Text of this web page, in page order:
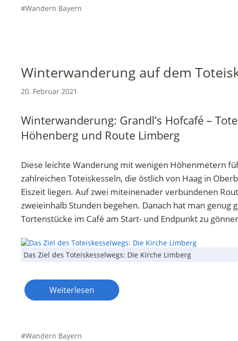
Wandern Bayern
Winterwanderung auf dem
20. Februar 2021
Winterwanderung: Grandl’s Hofcafé –
Höhenberg und Route Limberg
Diese leichte Wanderung mit wenigen Höhenmetern
zahlreichen Toteiskesseln, die östlich von Haag in
Eiszeit liegen. Auf zwei miteinenader verbundenen
zweieinhalb Stunden begehen. Danach hat man genug
Tortenstücke im Café am Start- und Endpunkt zu
Das Ziel des Toteiskesselwegs: Die Kirche Limberg
Weiterlesen
Wandern Bayern